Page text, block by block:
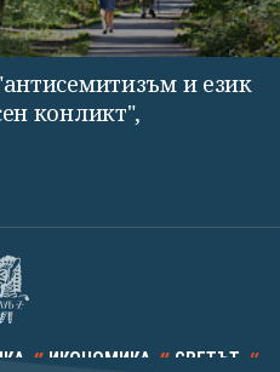
и език
конликт",
ИКОНОМИКА СВЕТЪТ